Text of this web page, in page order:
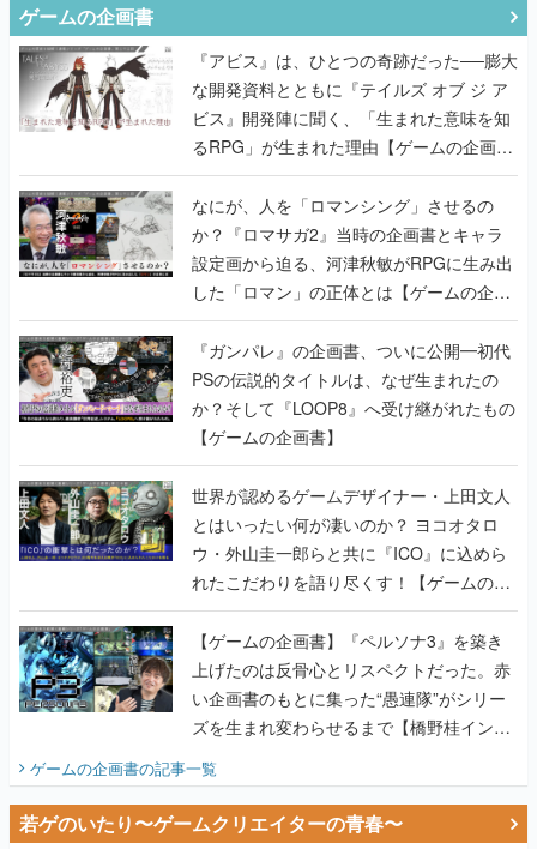
ゲームの企画書
『アビス』は、ひとつの奇跡だった──膨大
な開発資料とともに『テイルズ オブ ジ ア
ビス』開発陣に聞く、「生まれた意味を知
るRPG」が生まれた理由【ゲームの企画
書】
なにが、人を「ロマンシング」させるの
か？『ロマサガ2』当時の企画書とキャラ
設定画から迫る、河津秋敏がRPGに生み出
した「ロマン」の正体とは【ゲームの企画
書】
『ガンパレ』の企画書、ついに公開━初代
PSの伝説的タイトルは、なぜ生まれたの
か？そして『LOOP8』へ受け継がれたもの
【ゲームの企画書】
世界が認めるゲームデザイナー・上田文人
とはいったい何が凄いのか？ ヨコオタロ
ウ・外山圭一郎らと共に『ICO』に込めら
れたこだわりを語り尽くす！【ゲームの企
画書】
【ゲームの企画書】『ペルソナ3』を築き
上げたのは反骨心とリスペクトだった。赤
い企画書のもとに集った“愚連隊”がシリー
ズを生まれ変わらせるまで【橋野桂インタ
ゲームの企画書の記事一覧
若ゲのいたり〜ゲームクリエイターの青春〜